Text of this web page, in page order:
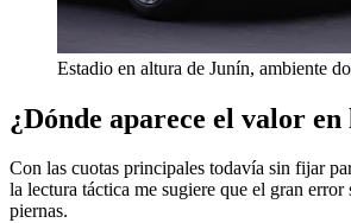
Estadio en altura de Junín, ambiente
¿Dónde aparece el valor en
Con las cuotas principales todavía sin fijar
la lectura táctica me sugiere que el gran
piernas.